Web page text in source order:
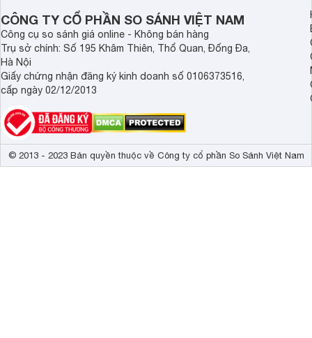
CÔNG TY CỔ PHẦN SO SÁNH VIỆT NAM
Công cụ so sánh giá online - Không bán hàng
Trụ sở chính: Số 195 Khâm Thiên, Thổ Quan, Đống Đa,
Hà Nội
Giấy chứng nhận đăng ký kinh doanh số 0106373516,
cấp ngày 02/12/2013
© 2013 - 2023 Bản quyền thuộc về Công ty cổ phần So Sánh Việt Nam